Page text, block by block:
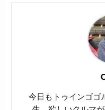
今日もトゥインゴゴ